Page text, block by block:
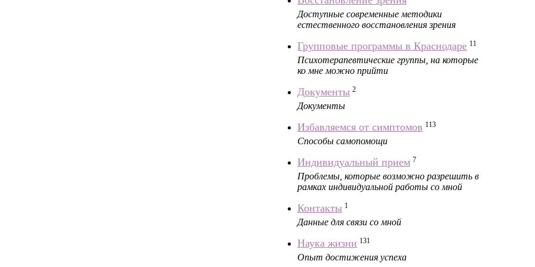
Доступные современные методики
естественного восстановления зрения
Групповые программы в Краснодаре 11
Психотерапевтические группы, на которые
ко мне можно прийти
Документы 2
Документы
Избавляемся от симптомов 113
Способы самопомощи
Индивидуальный прием 7
Проблемы, которые возможно разрешить в
рамках индивидуальной работы со мной
Контакты 1
Данные для связи со мной
Наука жизни 131
Опыт достижения успеха